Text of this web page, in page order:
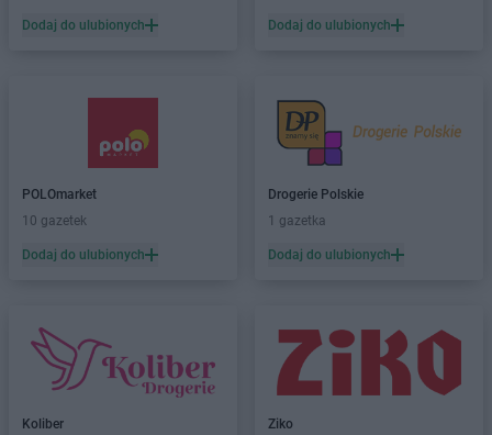
Dodaj do ulubionych Dodaj do ulubionych
POLOmarket
10 gazetek
Dodaj do ulubionych
Drogerie Polskie
1 gazetka
Dodaj do ulubionych
Koliber
Ziko